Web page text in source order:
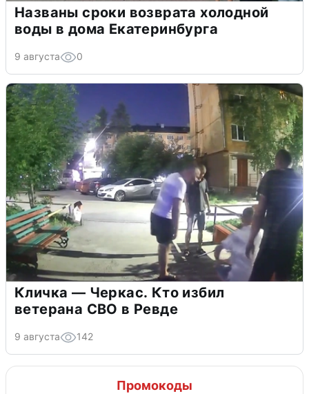
Названы сроки возврата холодной
воды в дома Екатеринбурга
9 августа 0
Кличка — Черкас. Кто избил
ветерана СВО в Ревде
9 августа 142
Промокоды